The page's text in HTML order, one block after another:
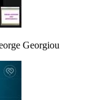
Georgiou